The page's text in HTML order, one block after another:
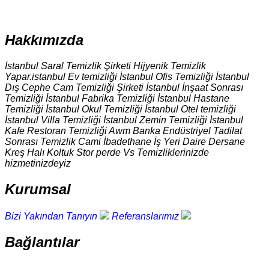
Hakkımızda
İstanbul Saral Temizlik Şirketi Hijyenik Temizlik
Yapar.istanbul Ev temizliği İstanbul Ofis Temizliği İstanbul
Dış Cephe Cam Temizliği Şirketi İstanbul İnşaat Sonrası
Temizliği İstanbul Fabrika Temizliği İstanbul Hastane
Temizliği İstanbul Okul Temizliği İstanbul Otel temizliği
İstanbul Villa Temizliği İstanbul Zemin Temizliği İstanbul
Kafe Restoran Temizliği Awm Banka Endüstriyel Tadilat
Sonrası Temizlik Cami İbadethane İş Yeri Daire Dersane
Kreş Halı Koltuk Stor perde Vs Temizliklerinizde
hizmetinizdeyiz
Kurumsal
Bizi Yakından Tanıyın Referanslarımız
Bağlantılar